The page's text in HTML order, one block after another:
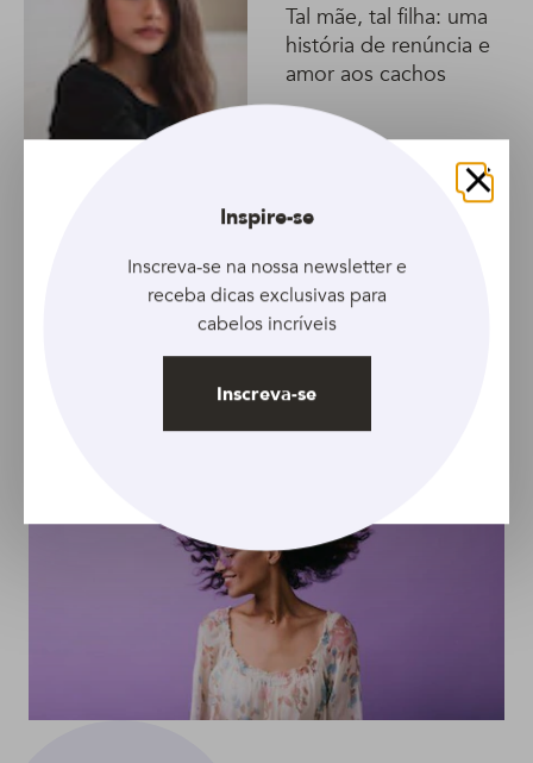
Plástica dos fios tem
formol? 6 coisas que
Tal mãe, tal filha: uma
história de renúncia e
amor aos cachos
Fechar
Inspire-se
Inscreva-se na nossa newsletter e
receba dicas exclusivas para
cabelos incríveis
Inscreva-se